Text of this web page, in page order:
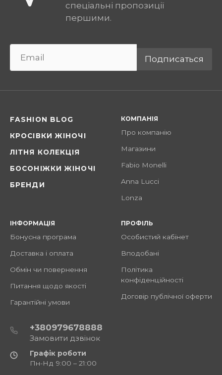
спеціальні пропозиції
першими.
Подписаться
FASHION BLOG
КРОСІВКИ ЖІНОЧІ
ЛІТНЯ КОЛЕКЦІЯ
БОСОНІЖКИ ЖІНОЧІ
БРЕНДИ
КОМПАНІЯ
Про компанію
Магазини
Fabio Monelli
Anna Lucci
Lonza
ІНФОРМАЦІЯ
Бонусна програма
Доставка і оплата
Обмін чи повернення
Питання щодо якості
Гарантійні умови
ПРОФІЛЬ
Особистий кабінет
Вподобані
Політика
конфіденційності
Договір публічної оферти
+380979678888
Замовити дзвінок
Графік роботи
Пн-Нд 9:00 – 21:00